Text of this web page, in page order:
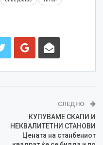
СЛЕДНО
КУПУВАМЕ СКАПИ И
НЕКВАЛИТЕТНИ СТАНОВИ
Цената на станбениот